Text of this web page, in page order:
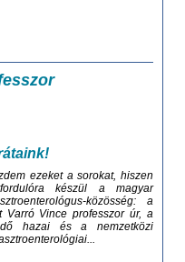
ezeket a sorokat, hiszen
készül a magyar
­közösség: a
Varró Vince professzor úr, a
hazai és a nemzetközi